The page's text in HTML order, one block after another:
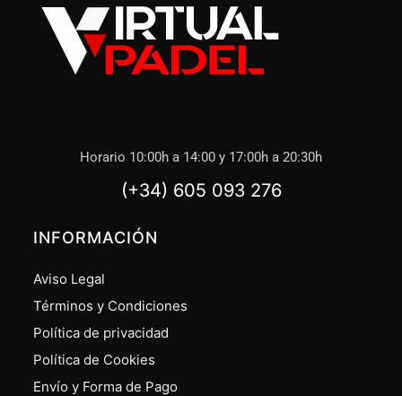
Horario 10:00h a 14:00 y 17:00h a 20:30h
(+34) 605 093 276
INFORMACIÓN
Aviso Legal
Términos y Condiciones
Política de privacidad
Política de Cookies
Envío y Forma de Pago